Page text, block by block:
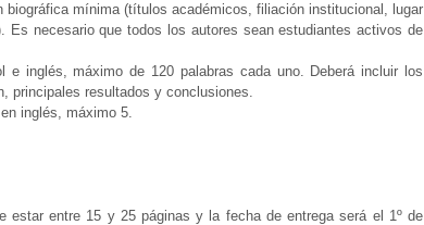
biográfica mínima (títulos académicos, filiación institucional, lugar
Es necesario que todos los autores sean estudiantes activos de
e inglés, máximo de 120 palabras cada uno. Deberá incluir los
principales resultados y conclusiones.
inglés, máximo 5.
estar entre 15 y 25 páginas y la fecha de entrega será el 1º de